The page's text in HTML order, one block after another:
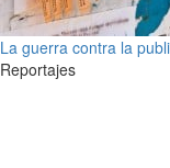
La guerra contra la
Reportajes